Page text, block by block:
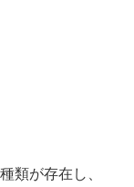
類が存在し、